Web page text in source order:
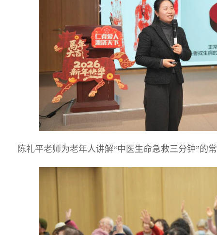
陈礼平老师为老年人讲解“中医生命急救三分钟”的